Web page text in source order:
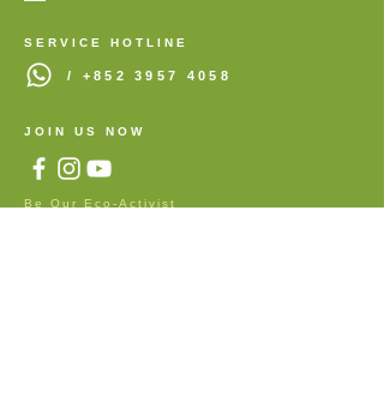
SERVICE HOTLINE
/ +852 3957 4058
JOIN US NOW
Be Our Eco-Activist